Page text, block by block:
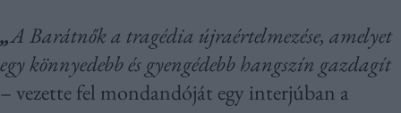
„A Barátnők a tragédia újraértelmezése, amelyet
egy könnyedebb és gyengédebb hangszín gazdagít
– vezette fel mondandóját egy interjúban a